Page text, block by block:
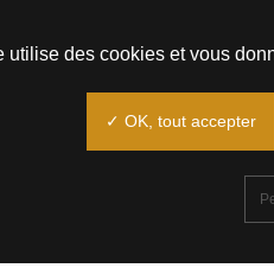
utilise des cookies et vous
✓ OK, tout accepter